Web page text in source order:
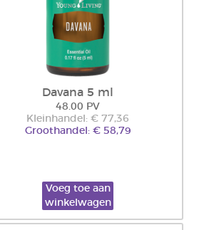
Davana 5 ml
48.00 PV
Kleinhandel: € 77,36
Groothandel: € 58,79
Voeg toe aan
winkelwagen